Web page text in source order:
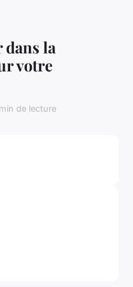
la
votre
de lecture